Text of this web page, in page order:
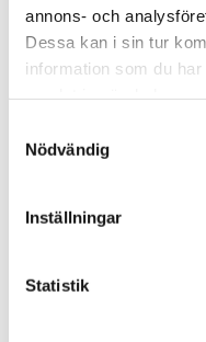
annons- och
Dessa kan i sin tur
information som du
Nödvändig
Inställningar
Statistik
Uppdraget var en
alla inblandade.